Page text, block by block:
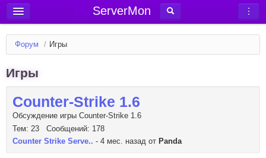
ServerMon
Добавить сервер
Мониторинг серверов
Новости
Статьи
Форум
Форум / Игры
Игры
Counter-Strike 1.6
Обсуждение игры Counter-Strike 1.6
Тем: 23 Сообщений: 178
Counter Strike Serve.. - 4 мес. назад от Panda